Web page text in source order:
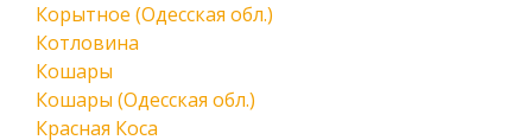
Корытное (Одесская обл.)
Котловина
Кошары
Кошары (Одесская обл.)
Красная Коса